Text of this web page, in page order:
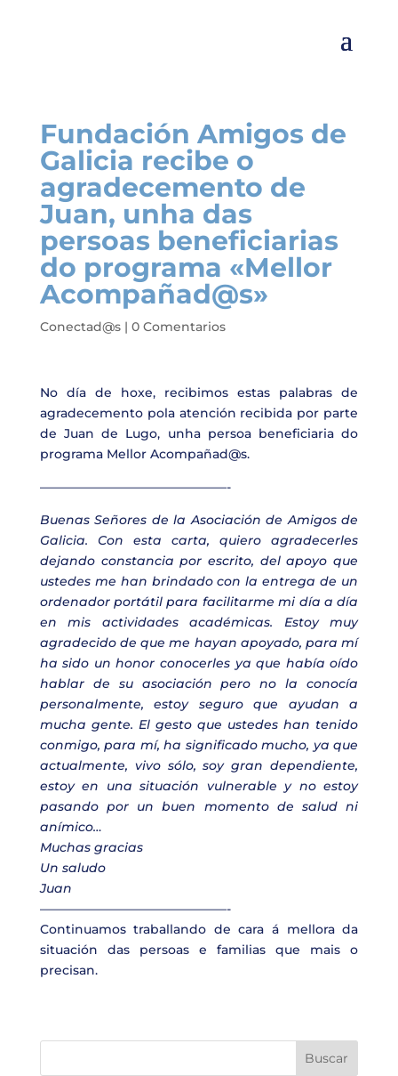
Fundación Amigos de
Galicia recibe o
agradecemento de
Juan, unha das
persoas beneficiarias
do programa «Mellor
Acompañad@s»
Conectad@s| 0 Comentarios
No día de hoxe, recibimos estas palabras de
agradecemento pola atención recibida por parte
de Juan de Lugo, unha persoa beneficiaria do
programa Mellor Acompañad@s.
———————————————-
Buenas Señores de la Asociación de Amigos de
Galicia. Con esta carta, quiero agradecerles
dejando constancia por escrito, del apoyo que
ustedes me han brindado con la entrega de un
ordenador portátil para facilitarme mi día a día
en mis actividades académicas. Estoy muy
agradecido de que me hayan apoyado, para mí
ha sido un honor conocerles ya que había oído
hablar de su asociación pero no la conocía
personalmente, estoy seguro que ayudan a
mucha gente. El gesto que ustedes han tenido
conmigo, para mí, ha significado mucho, ya que
actualmente, vivo sólo, soy gran dependiente,
estoy en una situación vulnerable y no estoy
pasando por un buen momento de salud ni
anímico…
Muchas gracias
Un saludo
Juan
———————————————-
Continuamos traballando de cara á mellora da
situación das persoas e familias que mais o
precisan.
Buscar